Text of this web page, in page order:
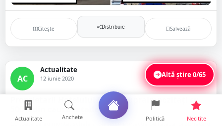
Citește Distribuie Salvează
AC
Actualitate
12 iunie 2020
Proprietarii Hotelului Dacia, supraimpozitați cu
500% din cauza fațadei
Altă știre0/65
Actualitate Anchete Politică Necitite